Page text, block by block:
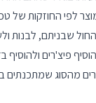
לפי החוזקות של
שבניתם, לבנות
פיצ'רים ולהוסיף
מהסוג שמתכנתים